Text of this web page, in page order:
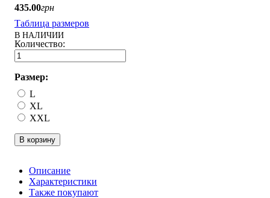
435.00грн
Таблица размеров
В НАЛИЧИИ
Размер:
L
XL
XXL
В корзину
Описание
Характеристики
Также покупают